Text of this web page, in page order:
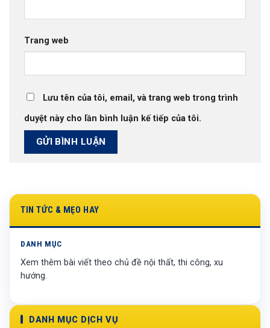
Trang web
Lưu tên của tôi, email, và trang web trong trình
duyệt này cho lần bình luận kế tiếp của tôi.
TIN TỨC & MẸO HAY
DANH MỤC
Xem thêm bài viết theo chủ đề nội thất, thi công, xu
hướng.
DANH MỤC DỊCH VỤ